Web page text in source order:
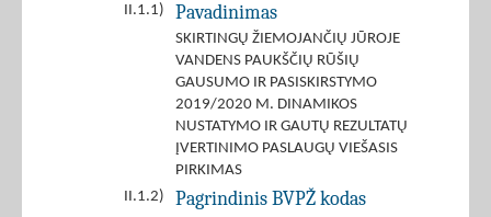
II.1.1) Pavadinimas
SKIRTINGŲ ŽIEMOJANČIŲ JŪROJE
VANDENS PAUKŠČIŲ RŪŠIŲ
GAUSUMO IR PASISKIRSTYMO
2019/2020 M. DINAMIKOS
NUSTATYMO IR GAUTŲ REZULTATŲ
ĮVERTINIMO PASLAUGŲ VIEŠASIS
PIRKIMAS
II.1.2)
Pagrindinis BVPŽ kodas